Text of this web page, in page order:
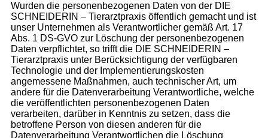
Wurden die personenbezogenen Daten von der DIE
SCHNEIDERIN – Tierarztpraxis öffentlich gemacht und ist
unser Unternehmen als Verantwortlicher gemäß Art. 17
Abs. 1 DS-GVO zur Löschung der personenbezogenen
Daten verpflichtet, so trifft die DIE SCHNEIDERIN –
Tierarztpraxis unter Berücksichtigung der verfügbaren
Technologie und der Implementierungskosten
angemessene Maßnahmen, auch technischer Art, um
andere für die Datenverarbeitung Verantwortliche, welche
die veröffentlichten personenbezogenen Daten
verarbeiten, darüber in Kenntnis zu setzen, dass die
betroffene Person von diesen anderen für die
Datenverarbeitung Verantwortlichen die Löschung